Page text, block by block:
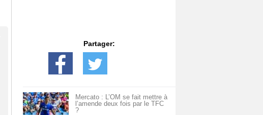
Partager:
Mercato : L’OM se fait mettre à
l’amende deux fois par le TFC
?